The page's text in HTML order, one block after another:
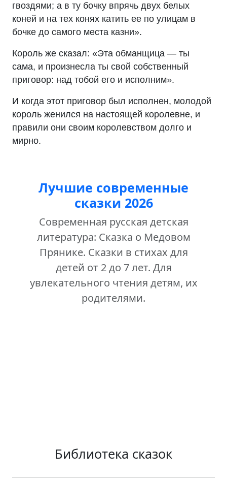
гвоздями; а в ту бочку впрячь двух белых
коней и на тех конях катить ее по улицам в
бочке до самого места казни».
Король же сказал: «Эта обманщица — ты
сама, и произнесла ты свой собственный
приговор: над тобой его и исполним».
И когда этот приговор был исполнен, молодой
король женился на настоящей королевне, и
правили они своим королевством долго и
мирно.
Лучшие современные
сказки 2026
Современная русская детская
литература: Сказка о Медовом
Прянике. Сказки в стихах для
детей от 2 до 7 лет. Для
увлекательного чтения детям, их
родителями.
Библиотека сказок